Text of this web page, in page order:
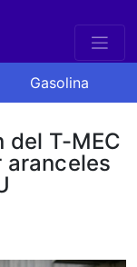
Gasolina
del T-MEC
aranceles